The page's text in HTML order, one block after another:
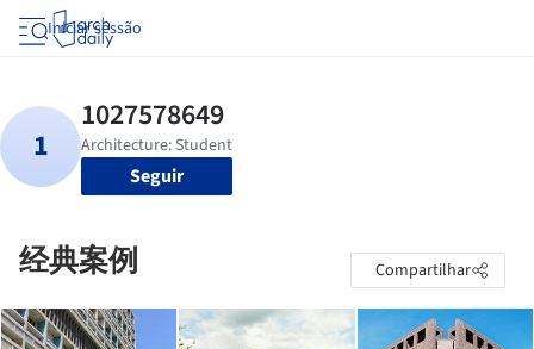
Iniciar sessão
Seguir
经典案例 Compartilhar